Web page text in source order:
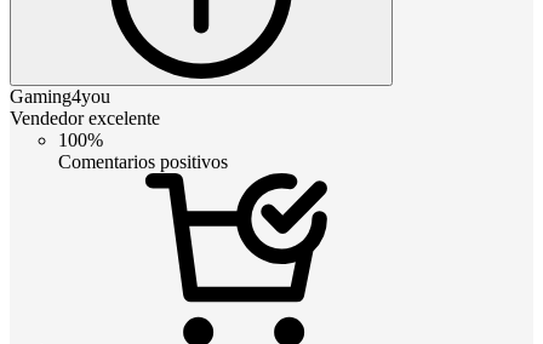
Gaming4you
Vendedor excelente
100%
Comentarios positivos